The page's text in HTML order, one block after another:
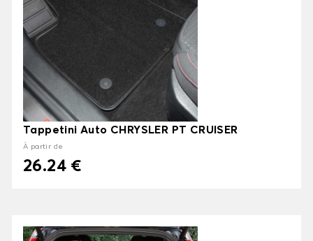
Tappetini Auto CHRYSLER PT CRUISER
À partir de
26.24 €